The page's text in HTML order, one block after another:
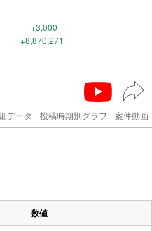
+3,000
+8,870,271
データ 投稿時期別グラフ 案件動画
数値